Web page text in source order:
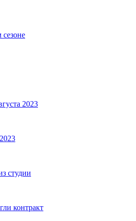
2023
студии
контракт